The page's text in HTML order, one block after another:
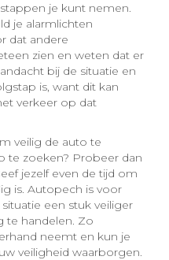
je kunt nemen.
je alarmlichten
dat andere
zien en weten dat er
bij de situatie en
is, want dit kan
verkeer op dat
veilig de auto te
te zoeken? Probeer dan
jezelf even de tijd om
is. Autopech is voor
een stuk veiliger
te handelen. Zo
neemt en kun je
veiligheid waarborgen.